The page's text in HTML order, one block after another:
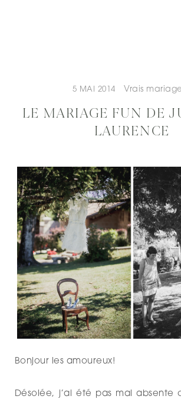
5 MAI 2014 Vrais
LE MARIAGE FUN DE
LAURENCE
Bonjour les amoureux!
Désolée, j’ai été pas mal absente